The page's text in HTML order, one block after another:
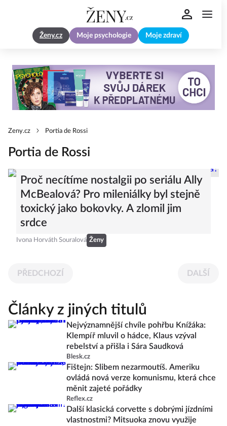
Ženy.cz Moje psychologie Moje zdraví
Zeny.cz Portia de Rossi
Portia de Rossi
Proč necítíme nostalgii po seriálu Ally
McBealová? Pro mileniálky byl stejně
toxický jako bokovky. A zlomil jim
srdce
Ivona Horváth Souralová Ženy
PŘEDCHOZÍ DALŠÍ
Články z jiných titulů
Nejvýznamnější chvíle pohřbu Knížáka:
Klempíř mluvil o hádce, Klaus vzýval
rebelství a přišla i Sára Saudková
Blesk.cz
Fištejn: Slibem nezarmoutíš. Ameriku
ovládá nová verze komunismu, která chce
měnit zajeté pořádky
Reflex.cz
Další klasická corvette s dobrými jízdními
vlastnostmi? Mitsuoka znovu využije